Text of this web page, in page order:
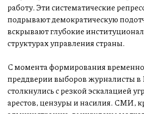
работу. Эти систематические
подрывают демократическую
вскрывают глубокие
структурах управления страны.
С момента формирования
преддверии выборов журналисты в
столкнулись с резкой эскалацией
арестов, цензуры и насилия. СМИ,